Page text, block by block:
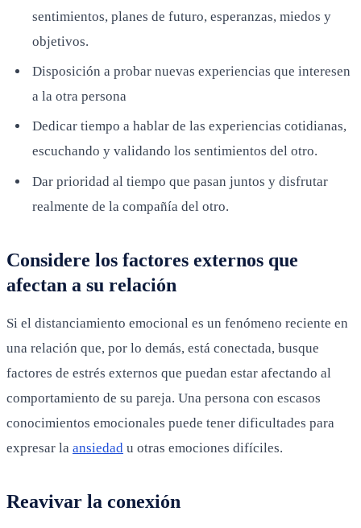
sentimientos, planes de futuro, esperanzas, miedos y
objetivos.
Disposición a probar nuevas experiencias que interesen
a la otra persona
Dedicar tiempo a hablar de las experiencias cotidianas,
escuchando y validando los sentimientos del otro.
Dar prioridad al tiempo que pasan juntos y disfrutar
realmente de la compañía del otro.
Considere los factores externos que
afectan a su relación
Si el distanciamiento emocional es un fenómeno reciente en
una relación que, por lo demás, está conectada, busque
factores de estrés externos que puedan estar afectando al
comportamiento de su pareja. Una persona con escasos
conocimientos emocionales puede tener dificultades para
expresar la ansiedad u otras emociones difíciles.
Reavivar la conexión